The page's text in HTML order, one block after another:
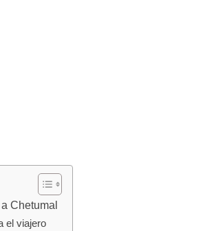
Chetumal
el viajero